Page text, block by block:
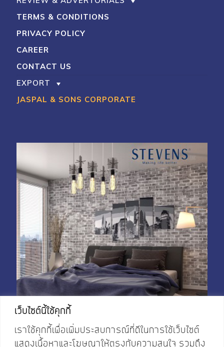
เว็บไซต์นี้ใช้คุกกี้
เราใช้คุกกี้เพื่อเพิ่มประสบการณ์ที่ดีในการใช้เว็บไซต์
แสดงเนื้อหาและโฆษณาให้ตรงกับความสนใจ รวมถึง
TERMS & CONDITIONS
PRIVACY POLICY
CAREER
CONTACT US
EXPORT
JASPAL & SONS CORPORATE
My Account Shop With Stevens Cart Payment